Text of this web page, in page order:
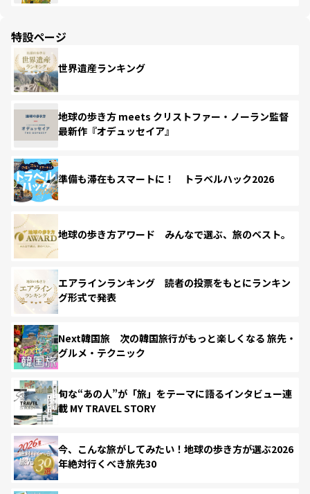
特設ページ
世界遺産ランキング
地球の歩き方 meets クリストファー・ノーラン監督
最新作『オデュッセイア』
準備も滞在もスマートに！ トラベルハック2026
地球の歩き方アワード みんなで選ぶ、旅のベスト。
エアラインランキング 読者の投票をもとにランキン
グ形式で発表
Next韓国旅 次の韓国旅行がもっと楽しくなる 旅先・
グルメ・テクニック
旬な“あの人”が「旅」をテーマに語るインタビュー連
載 MY TRAVEL STORY
今、こんな旅がしてみたい！地球の歩き方が選ぶ2026
年絶対行くべき旅先30